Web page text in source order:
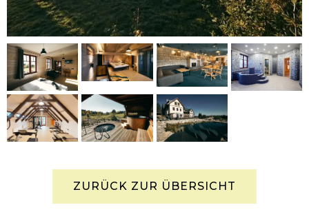
ZURÜCK ZUR ÜBERSICHT